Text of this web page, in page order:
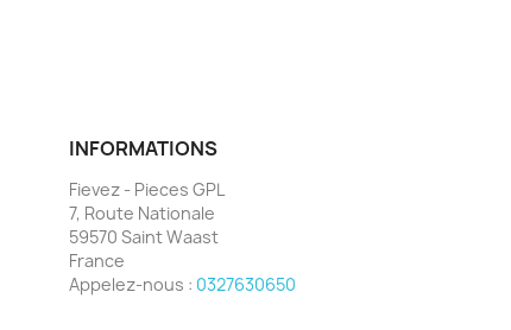
INFORMATIONS
Fievez - Pieces GPL
7, Route Nationale
59570 Saint Waast
France
Appelez-nous : 0327630650